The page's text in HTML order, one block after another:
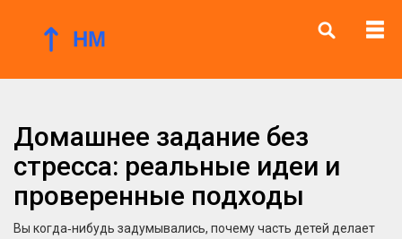
Домашнее задание без
стресса: реальные идеи и
проверенные подходы
Вы когда‑нибудь задумывались, почему часть детей делает